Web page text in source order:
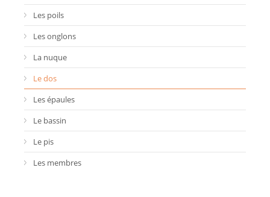
Les poils
Les onglons
La nuque
Le dos
Les épaules
Le bassin
Le pis
Les membres